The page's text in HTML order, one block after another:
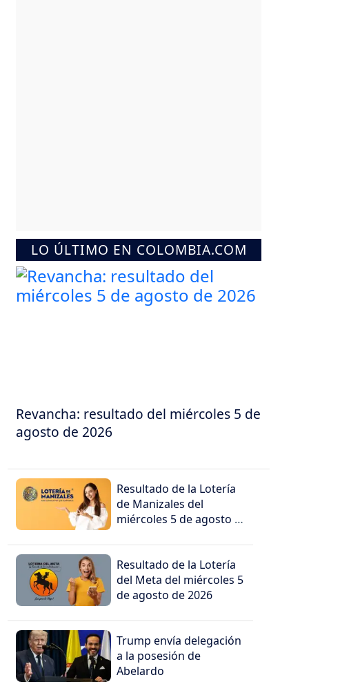
LO ÚLTIMO EN COLOMBIA.COM
Revancha: resultado del miércoles 5 de
agosto de 2026
Resultado de la Lotería
de Manizales del
miércoles 5 de agosto de
Resultado de la Lotería
del Meta del miércoles 5
de agosto de 2026
Trump envía delegación
a la posesión de
Abelardo